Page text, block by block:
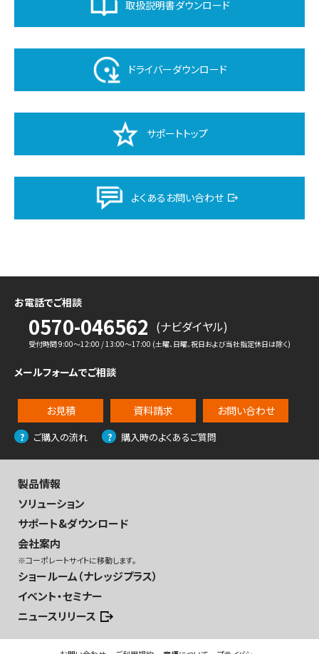
取扱説明書ダウンロード
ドライバーダウンロード
サポートトップ
よくあるお問い合わせ
お電話でご相談
0570-046562 (ナビダイヤル)
受付時間 9:00〜12:00 / 13:00〜17:00 (土曜、日曜、祝日および当社指定休日は除く)
メールフォームでご相談
お見積 資料請求 お問い合わせ
ご購入の流れ 購入時のよくあるご質問
製品情報
ソリューション
サポート&ダウンロード
会社案内
※コーポレートサイトに移動します。
ショールーム（ナレッジプラス）
イベント・セミナー
ニュースリリース